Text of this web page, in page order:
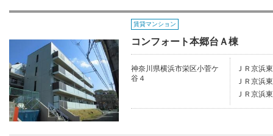
賃貸マンション
コンフォート本郷台Ａ棟
神奈川県横浜市栄区小菅ケ
谷４
ＪＲ京浜
ＪＲ京浜
ＪＲ京浜